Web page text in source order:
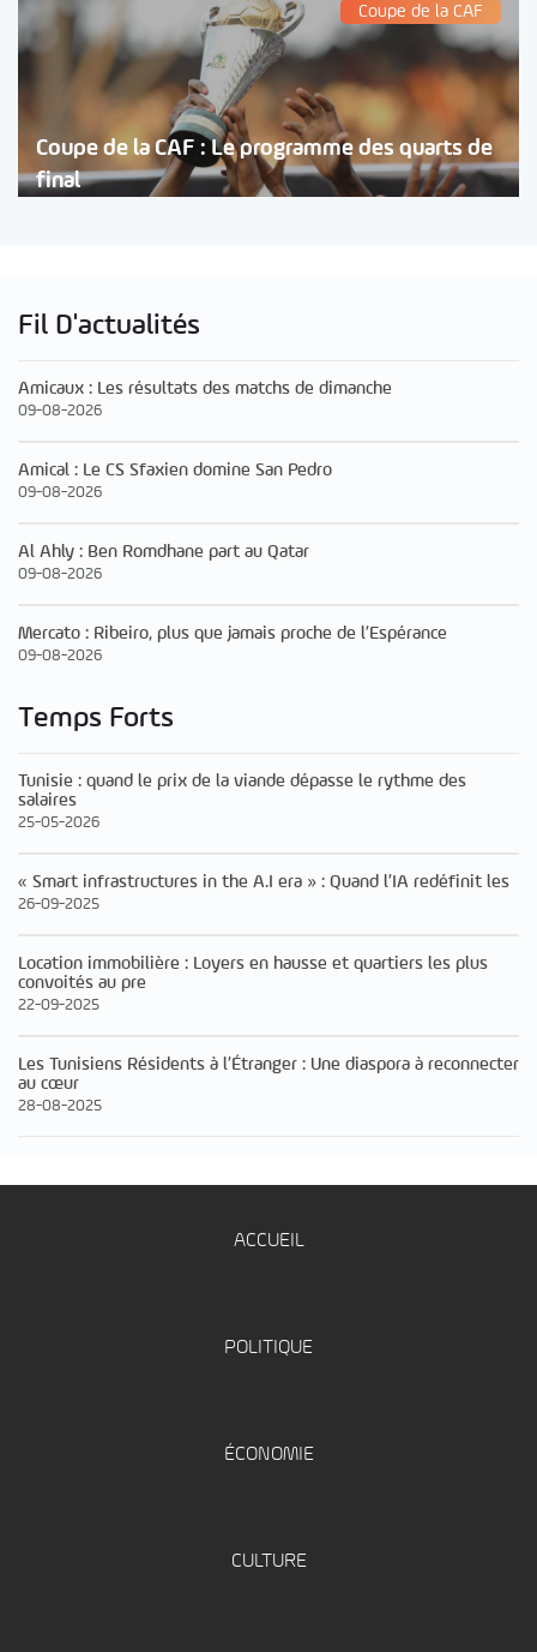
Coupe de la CAF
Coupe de la CAF : Le programme des quarts de
final
Fil D'actualités
Amicaux : Les résultats des matchs de dimanche
09-08-2026
Amical : Le CS Sfaxien domine San Pedro
09-08-2026
Al Ahly : Ben Romdhane part au Qatar
09-08-2026
Mercato : Ribeiro, plus que jamais proche de l’Espérance
09-08-2026
Temps Forts
Tunisie : quand le prix de la viande dépasse le rythme des
salaires
25-05-2026
« Smart infrastructures in the A.I era » : Quand l’IA redéfinit les
26-09-2025
Location immobilière : Loyers en hausse et quartiers les plus
convoités au pre
22-09-2025
Les Tunisiens Résidents à l’Étranger : Une diaspora à reconnecter
au cœur
28-08-2025
ACCUEIL
POLITIQUE
ÉCONOMIE
CULTURE